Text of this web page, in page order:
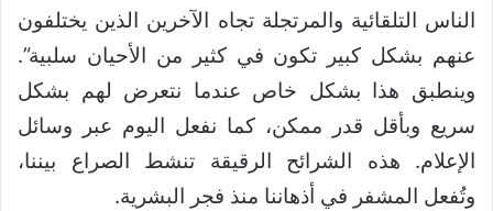
الناس التلقائية والمرتجلة تجاه الآخرين الذين يختلفون
عنهم بشكل كبير تكون في كثير من الأحيان سلبية”.
وينطبق هذا بشكل خاص عندما نتعرض لهم بشكل
سريع وبأقل قدر ممكن، كما نفعل اليوم عبر وسائل
الإعلام. هذه الشرائح الرقيقة تنشط الصراع بيننا،
وتُفعل المشفر في أذهاننا منذ فجر البشرية.